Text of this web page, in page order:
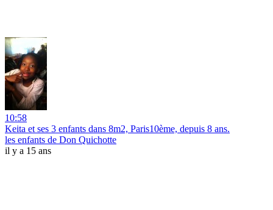
10:58
Keita et ses 3 enfants dans 8m2, Paris10ème, depuis 8 ans.
les enfants de Don Quichotte
il y a 15 ans